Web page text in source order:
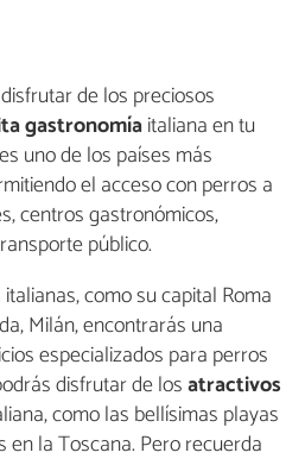
de los preciosos
gastronomíaitaliana en tu
uno de los países más
el acceso con perros a
centros gastronómicos,
público.
como su capital Roma
Milán, encontrarás una
especializados para perros
disfrutar de losatractivos
como las bellísimas playas
la Toscana. Pero recuerda